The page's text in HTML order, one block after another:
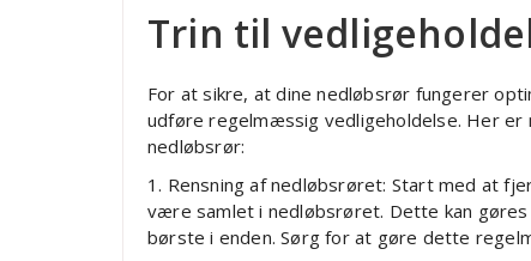
Trin til
For at sikre, at dine nedløbsrør fungerer
udføre regelmæssig vedligeholdelse. Her er
nedløbsrør:
1. Rensning af nedløbsrøret: Start med at
være samlet i nedløbsrøret. Dette kan
børste i enden. Sørg for at gøre dette